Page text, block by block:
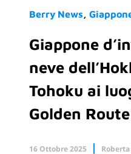
Berry News
Giappone
neve
Tohoku ai
Golden Route
16 Ottobre 2025